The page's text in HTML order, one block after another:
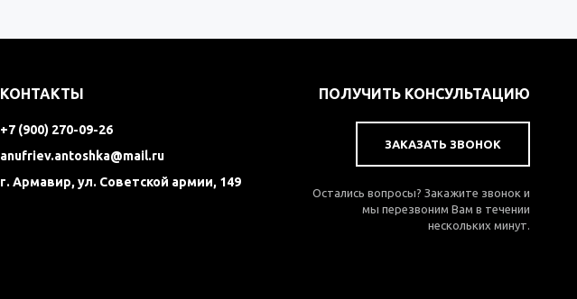
КОНТАКТЫ
+7 (900) 270-09-26
anufriev.antoshka@mail.ru
г. Армавир, ул. Советской армии, 149
ПОЛУЧИТЬ КОНСУЛЬТАЦИЮ
ЗАКАЗАТЬ ЗВОНОК
Остались вопросы? Закажите звонок и
мы перезвоним Вам в течении
нескольких минут.